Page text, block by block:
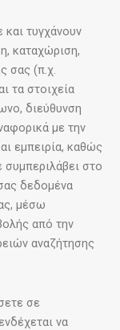
τυγχάνουν
καταχώριση,
σας (π.χ.
τα στοιχεία
διεύθυνση
με την
εμπειρία, καθώς
στο
δεδομένα
μέσω
από την
αναζήτησης
σε
να